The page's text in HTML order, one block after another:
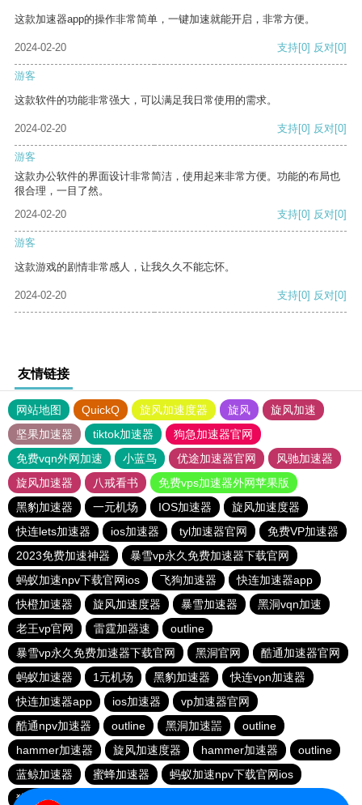
这款加速器app的操作非常简单，一键加速就能开启，非常方便。
2024-02-20 支持[0] 反对[0]
游客
这款软件的功能非常强大，可以满足我日常使用的需求。
2024-02-20 支持[0] 反对[0]
游客
这款办公软件的界面设计非常简洁，使用起来非常方便。功能的布局也
很合理，一目了然。
2024-02-20
支持[0] 反对[0]
游客
这款游戏的剧情非常感人，让我久久不能忘怀。
2024-02-20 支持[0] 反对[0]
友情链接
网站地图 QuickQ 旋风加速度器 旋风
旋风加速
坚果加速器
tiktok加速器
狗急加速器官网
免费vqn外网加速
小蓝鸟 优途加速器官网
风驰加速器
旋风加速器
八戒看书
免费vps加速器外网苹果版
黑豹加速器
一元机场 IOS加速器
旋风加速度器
快连lets加速器
ios加速器 tyl加速器官网
免费VP加速器
2023免费加速神器
暴雪vp永久免费加速器下载官网
蚂蚁加速npv下载官网ios
飞狗加速器
快连加速器app
快橙加速器
旋风加速度器 暴雪加速器
黑洞vqn加速
老王vp官网
雷霆加器速
outline
暴雪vp永久免费加速器下载官网
黑洞官网
酷通加速器官网
蚂蚁加速器
1元机场 黑豹加速器
快连vρn加速器
快连加速器app
ios加速器
vp加速器官网
酷通npv加速器
outline 黑洞加速噐
outline
hammer加速器
旋风加速度器 hammer加速器
outline
蓝鲸加速器
蜜蜂加速器
蚂蚁加速npv下载官网ios
猎豹加速器官网